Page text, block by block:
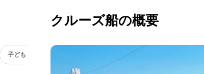
子ども向け
クルーズ船の概要